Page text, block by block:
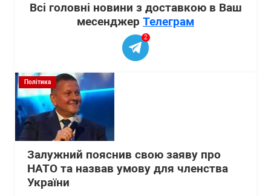
Всі головні новини з доставкою в Ваш
месенджер Телеграм
2
Політика
Залужний пояснив свою заяву про
НАТО та назвав умову для членства
України